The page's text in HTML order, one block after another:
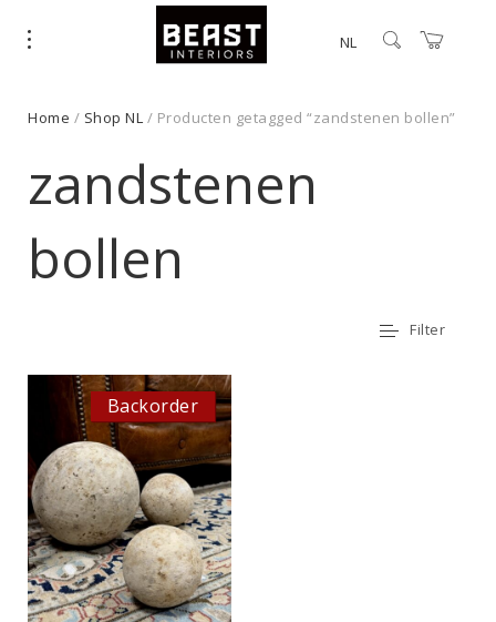
NL
Home / Shop NL / Producten getagged “zandstenen bollen”
zandstenen
bollen
Filter
Backorder